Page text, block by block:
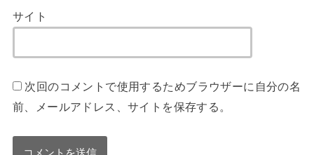
サイト
次回のコメントで使用するためブラウザーに自分の名
前、メールアドレス、サイトを保存する。